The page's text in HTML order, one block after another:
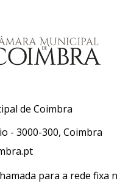
de Coimbra
- 3000-300, Coimbra
para a rede fixa